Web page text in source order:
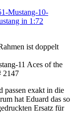
ist doppelt
passen exakt in die
hat Eduard das so
Ersatz für